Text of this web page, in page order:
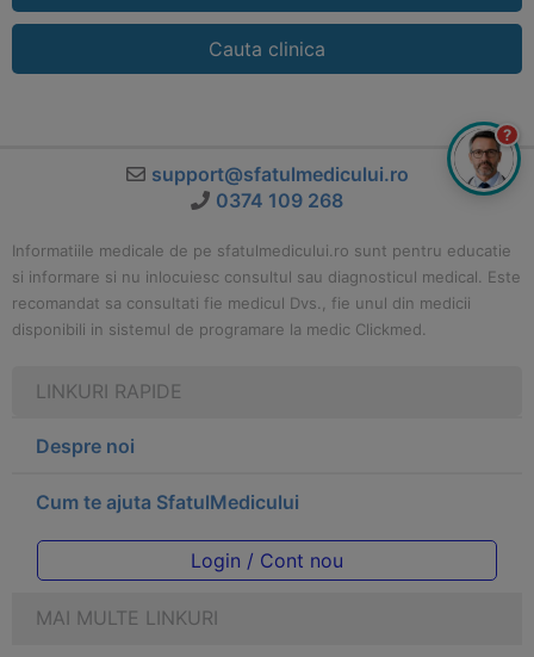
Cauta clinica
support@sfatulmedicului.ro
0374 109 268
Informatiile medicale de pe sfatulmedicului.ro sunt pentru educatie
si informare si nu inlocuiesc consultul sau diagnosticul medical. Este
recomandat sa consultati fie medicul Dvs., fie unul din medicii
disponibili in sistemul de programare la medic Clickmed.
LINKURI RAPIDE
Despre noi
Cum te ajuta SfatulMedicului
Login / Cont nou
MAI MULTE LINKURI
?